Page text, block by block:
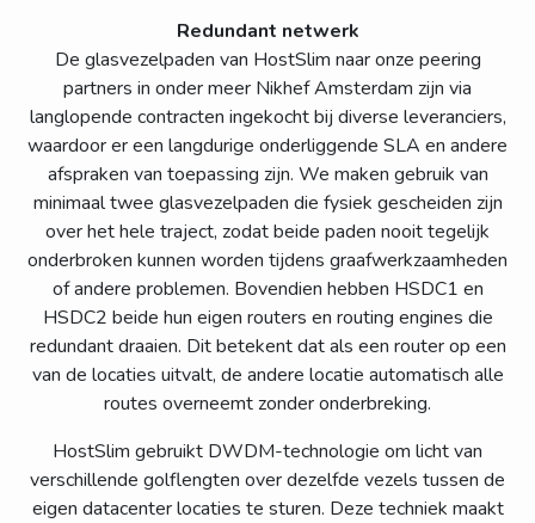
Redundant netwerk
De glasvezelpaden van HostSlim naar onze peering
partners in onder meer Nikhef Amsterdam zijn via
langlopende contracten ingekocht bij diverse leveranciers,
waardoor er een langdurige onderliggende SLA en andere
afspraken van toepassing zijn. We maken gebruik van
minimaal twee glasvezelpaden die fysiek gescheiden zijn
over het hele traject, zodat beide paden nooit tegelijk
onderbroken kunnen worden tijdens graafwerkzaamheden
of andere problemen. Bovendien hebben HSDC1 en
HSDC2 beide hun eigen routers en routing engines die
redundant draaien. Dit betekent dat als een router op een
van de locaties uitvalt, de andere locatie automatisch alle
routes overneemt zonder onderbreking.
HostSlim gebruikt DWDM-technologie om licht van
verschillende golflengten over dezelfde vezels tussen de
eigen datacenter locaties te sturen. Deze techniek maakt